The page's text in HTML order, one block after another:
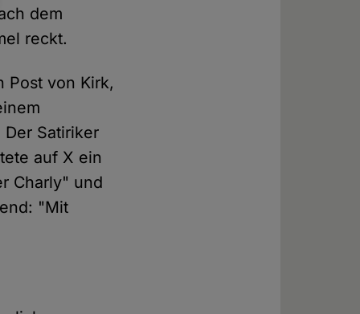
dem
reckt.
Post von Kirk,
Satiriker
auf X ein
Charly" und
"Mit